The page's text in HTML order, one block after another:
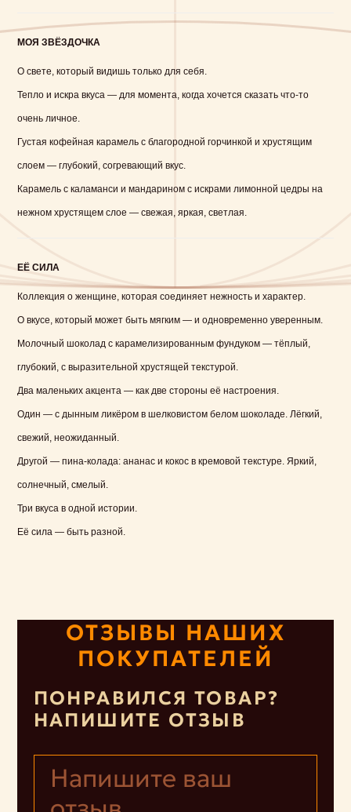
МОЯ ЗВЁЗДОЧКА
О свете, который видишь только для себя.
Тепло и искра вкуса — для момента, когда хочется сказать что-то
очень личное.
Густая кофейная карамель с благородной горчинкой и хрустящим
слоем — глубокий, согревающий вкус.
Карамель с каламанси и мандарином с искрами лимонной цедры на
нежном хрустящем слое — свежая, яркая, светлая.
ЕЁ СИЛА
Коллекция о женщине, которая соединяет нежность и характер.
О вкусе, который может быть мягким — и одновременно уверенным.
Молочный шоколад с карамелизированным фундуком — тёплый,
глубокий, с выразительной хрустящей текстурой.
Два маленьких акцента — как две стороны её настроения.
Один — с дынным ликёром в шелковистом белом шоколаде. Лёгкий,
свежий, неожиданный.
Другой — пина-колада: ананас и кокос в кремовой текстуре. Яркий,
солнечный, смелый.
Три вкуса в одной истории.
Её сила — быть разной.
ОТЗЫВЫ НАШИХ
ПОКУПАТЕЛЕЙ
ПОНРАВИЛСЯ ТОВАР?
НАПИШИТЕ ОТЗЫВ